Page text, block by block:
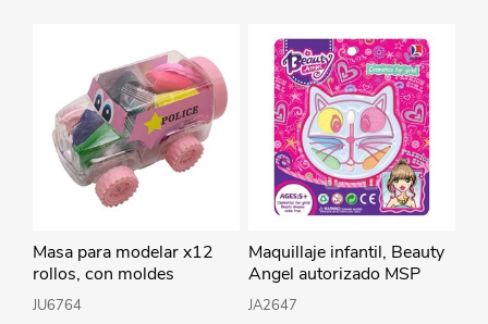
Masa para modelar x12
rollos, con moldes
JU6764
Maquillaje infantil, Beauty
Angel autorizado MSP
JA2647